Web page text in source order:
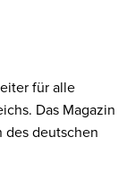
für alle
Das Magazin
des deutschen